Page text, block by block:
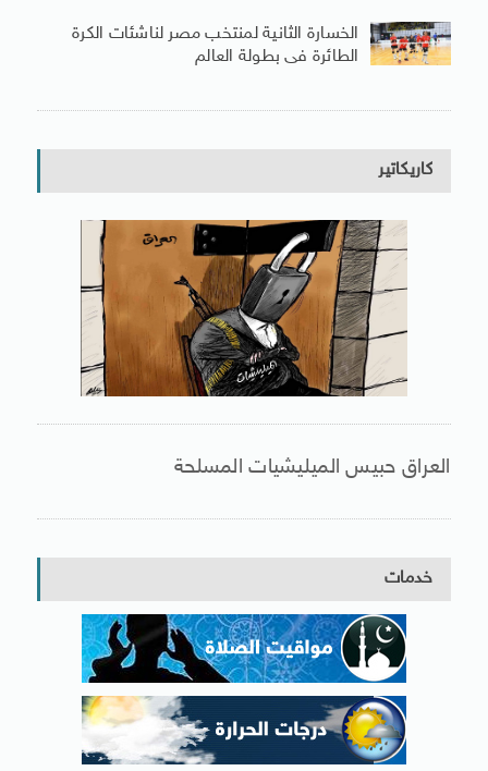
الخسارة الثانية لمنتخب مصر لناشئات الكرة
الطائرة فى بطولة العالم
كاريكاتير
العراق حبيس الميليشيات المسلحة
خدمات